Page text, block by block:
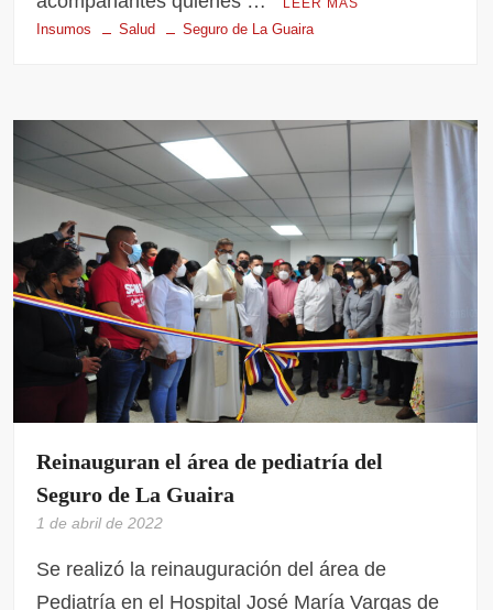
Insumos Salud Seguro de La Guaira
Reinauguran el área de pediatría del
Seguro de La Guaira
1 de abril de 2022
Se realizó la reinauguración del área de
Pediatría en el Hospital José María Vargas de